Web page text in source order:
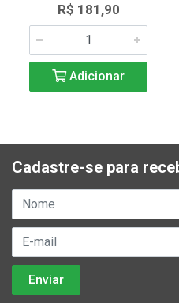
R$ 181,90
Adicionar
Cadastre-se para